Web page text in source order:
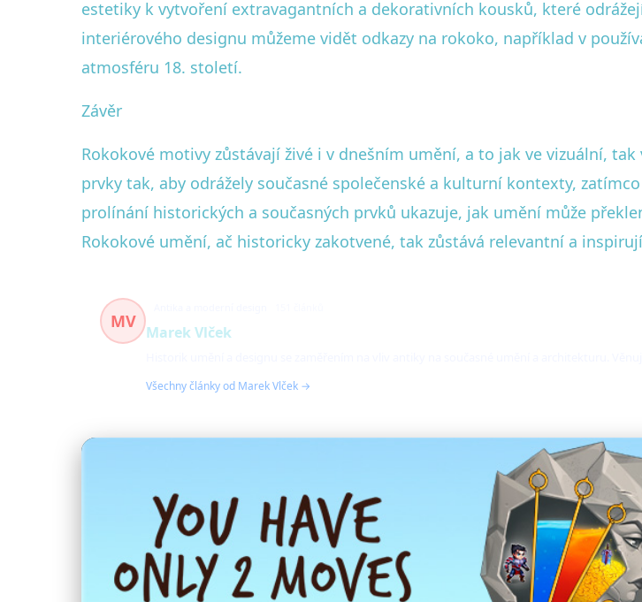
estetiky k vytvoření extravagantních a dekorativních kousků, které
interiérového designu můžeme vidět odkazy na rokoko, například v
atmosféru 18. století.
Závěr
Rokokové motivy zůstávají živé i v dnešním umění, a to jak ve vizuální,
prvky tak, aby odrážely současné společenské a kulturní kontexty,
prolínání historických a současných prvků ukazuje, jak umění může
Rokokové umění, ač historicky zakotvené, tak zůstává relevantní a
MV
Marek Vlček
Všechny články od Marek Vlček →